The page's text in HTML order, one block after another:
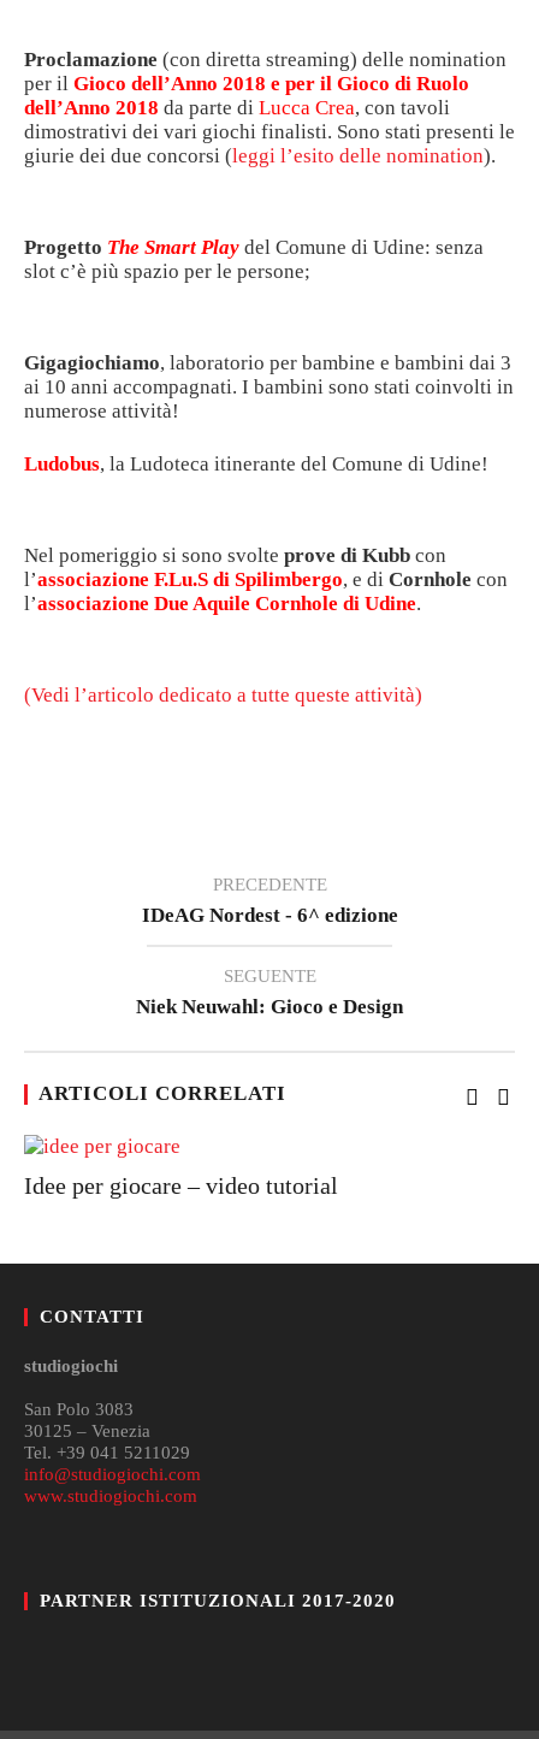
Proclamazione (con diretta streaming) delle nomination
per il Gioco dell’Anno 2018 e per il Gioco di Ruolo
dell’Anno 2018 da parte di Lucca Crea, con tavoli
dimostrativi dei vari giochi finalisti. Sono stati presenti le
giurie dei due concorsi (leggi l’esito delle nomination).
Progetto The Smart Play del Comune di Udine: senza
slot c’è più spazio per le persone;
Gigagiochiamo, laboratorio per bambine e bambini dai 3
ai 10 anni accompagnati. I bambini sono stati coinvolti in
numerose attività!
Ludobus, la Ludoteca itinerante del Comune di Udine!
Nel pomeriggio si sono svolte prove di Kubb con
l’associazione F.Lu.S di Spilimbergo, e di Cornhole con
l’associazione Due Aquile Cornhole di Udine.
(Vedi l’articolo dedicato a tutte queste attività)
PRECEDENTE
IDeAG Nordest - 6^ edizione
SEGUENTE
Niek Neuwahl: Gioco e Design
ARTICOLI CORRELATI
Idee per giocare – video tutorial
CONTATTI
studiogiochi
San Polo 3083
30125 – Venezia
Tel. +39 041 5211029
info@studiogiochi.com
www.studiogiochi.com
PARTNER ISTITUZIONALI 2017-2020